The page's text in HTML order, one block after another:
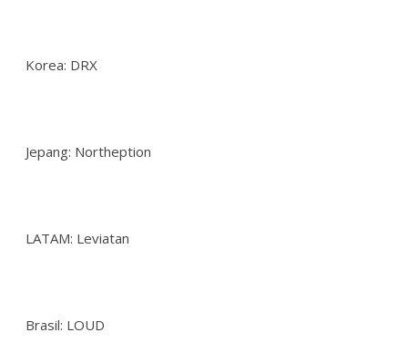
Korea: DRX
Jepang: Northeption
LATAM: Leviatan
Brasil: LOUD